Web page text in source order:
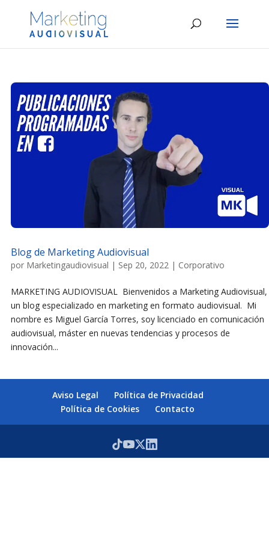
Blog de Marketing Audiovisual
por Marketingaudiovisual | Sep 20, 2022 | Corporativo
MARKETING AUDIOVISUAL Bienvenidos a Marketing Audiovisual,
un blog especializado en marketing en formato audiovisual. Mi
nombre es Miguel García Torres, soy licenciado en comunicación
audiovisual, máster en nuevas tendencias y procesos de
innovación...
Aviso Legal
Política de Privacidad
Política de Cookies
Contacto